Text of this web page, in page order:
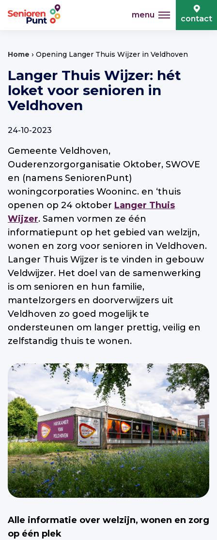
menu contact
Home › Opening Langer Thuis Wijzer in Veldhoven
Langer Thuis Wijzer: hét
loket voor senioren in
Veldhoven
24-10-2023
Gemeente Veldhoven,
Ouderenzorgorganisatie Oktober, SWOVE
en (namens SeniorenPunt)
woningcorporaties Wooninc. en ‘thuis
openen op 24 oktober Langer Thuis
Wijzer. Samen vormen ze één
informatiepunt op het gebied van welzijn,
wonen en zorg voor senioren in Veldhoven.
Langer Thuis Wijzer is te vinden in gebouw
Veldwijzer. Het doel van de samenwerking
is om senioren en hun familie,
mantelzorgers en doorverwijzers uit
Veldhoven zo goed mogelijk te
ondersteunen om langer prettig, veilig en
zelfstandig thuis te wonen.
Alle informatie over welzijn, wonen en zorg
op één plek